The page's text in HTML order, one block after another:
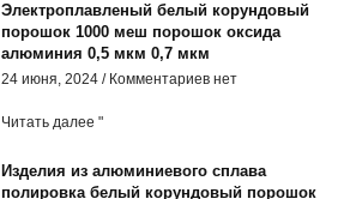
Электроплавленый белый корундовый
порошок 1000 меш порошок оксида
алюминия 0,5 мкм 0,7 мкм
24 июня, 2024 Комментариев нет
Читать далее "
Изделия из алюминиевого сплава
полировка белый корундовый порошок